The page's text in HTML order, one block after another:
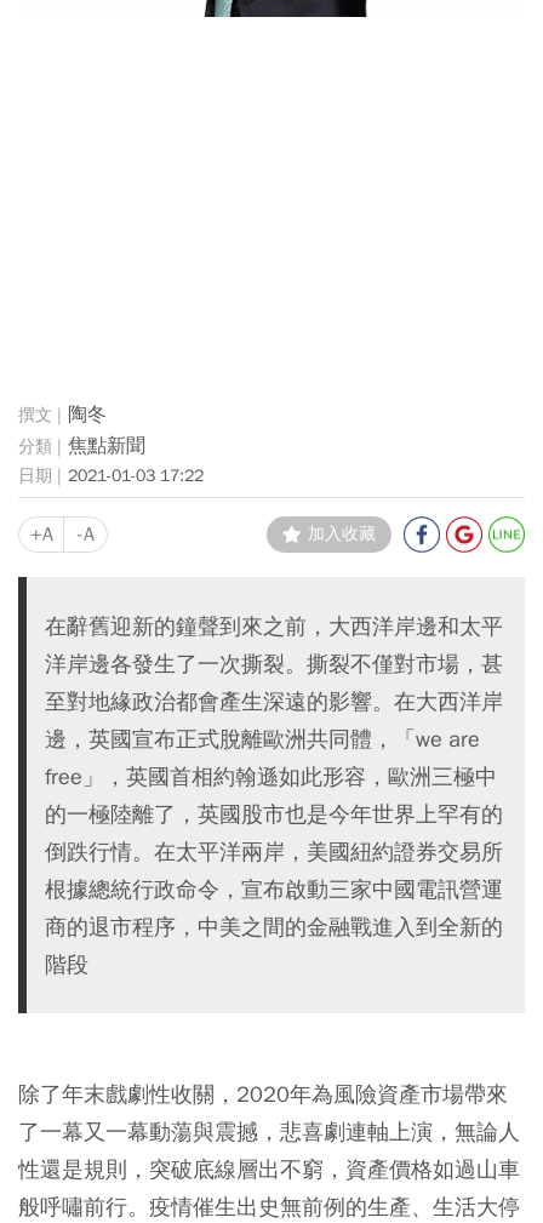
陶冬
焦點新聞
2021-01-03 17:22
+A -A 加入收藏
在辭舊迎新的鐘聲到來之前，大西洋岸邊和太平
洋岸邊各發生了一次撕裂。撕裂不僅對市場，甚
至對地緣政治都會產生深遠的影響。在大西洋岸
邊，英國宣布正式脫離歐洲共同體，「we are
free」，英國首相約翰遜如此形容，歐洲三極中
的一極陸離了，英國股市也是今年世界上罕有的
倒跌行情。在太平洋兩岸，美國紐約證券交易所
根據總統行政命令，宣布啟動三家中國電訊營運
商的退市程序，中美之間的金融戰進入到全新的
階段
除了年末戲劇性收關，2020年為風險資產市場帶來
了一幕又一幕動蕩與震撼，悲喜劇連軸上演，無論人
性還是規則，突破底線層出不窮，資產價格如過山車
般呼嘯前行。疫情催生出史無前例的生產、生活大停